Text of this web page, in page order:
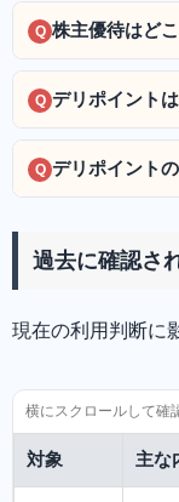
Q 株主優待はど
Q デリポイント
Q デリポイント
過去に確認さ
現在の利用判断に
対象 主な